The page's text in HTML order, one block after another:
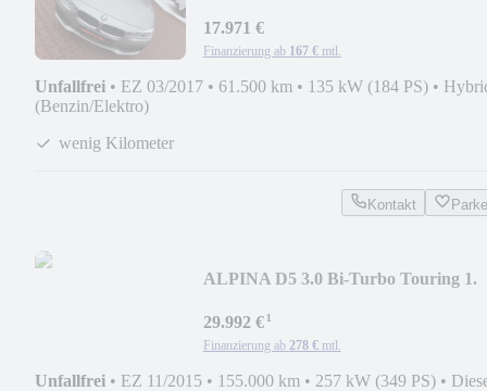
17.971 €
Finanzierung ab 167 € mtl.
Unfallfrei • EZ 03/2017 • 61.500 km • 135 kW (184 PS) •
(Benzin/Elektro)
wenig Kilometer
Kontakt
ALPINA D5 3.0 Bi-Turbo Touring 1.
29.992 €¹
Finanzierung ab 278 € mtl.
Unfallfrei • EZ 11/2015 • 155.000 km • 257 kW (349 PS) •